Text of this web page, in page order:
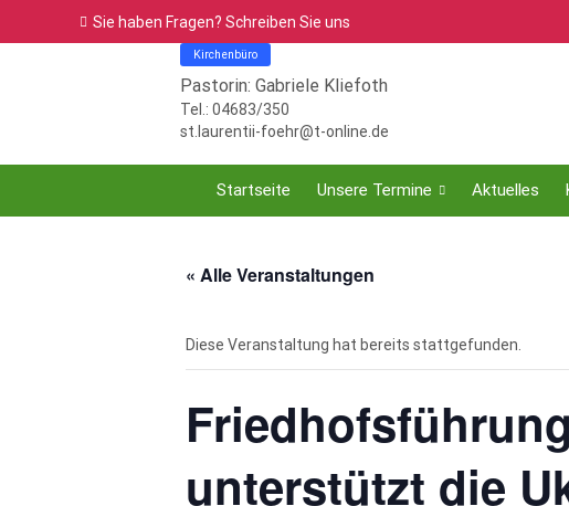
Sie haben Fragen? Schreiben Sie uns
Kirchenbüro
Pastorin: Gabriele Kliefoth
Tel.: 04683/350
st.laurentii-foehr@t-online.de
Startseite Unsere Termine Aktuelles
« Alle Veranstaltungen
Diese Veranstaltung hat bereits stattgefunden.
unterstützt die